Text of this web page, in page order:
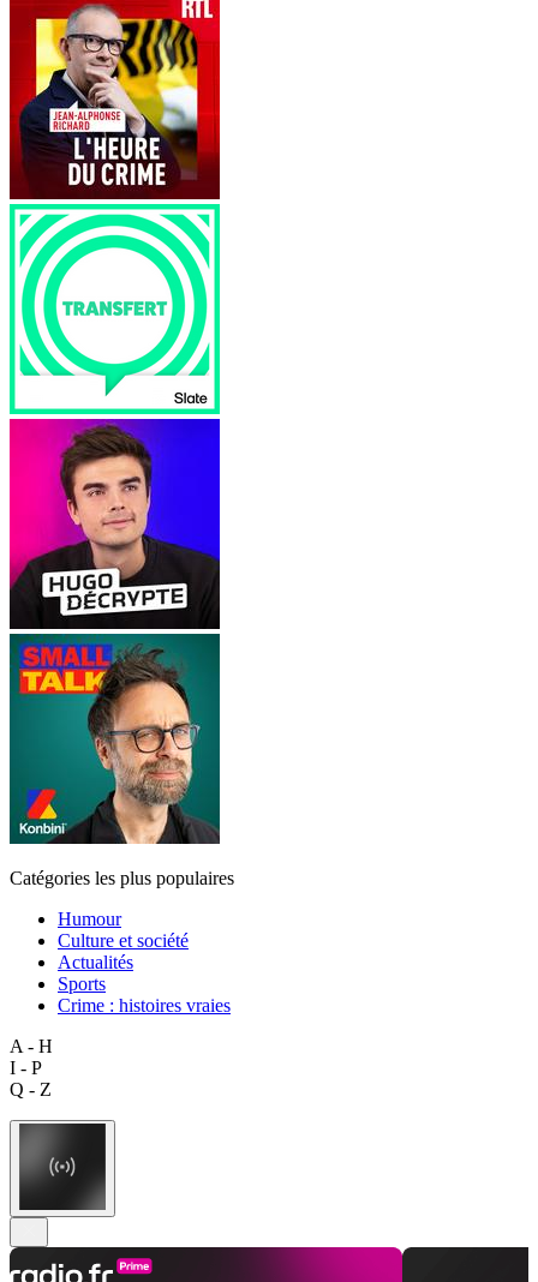
Catégories les plus populaires
Humour
Culture et société
Actualités
Sports
Crime : histoires vraies
A - H
I - P
Q - Z